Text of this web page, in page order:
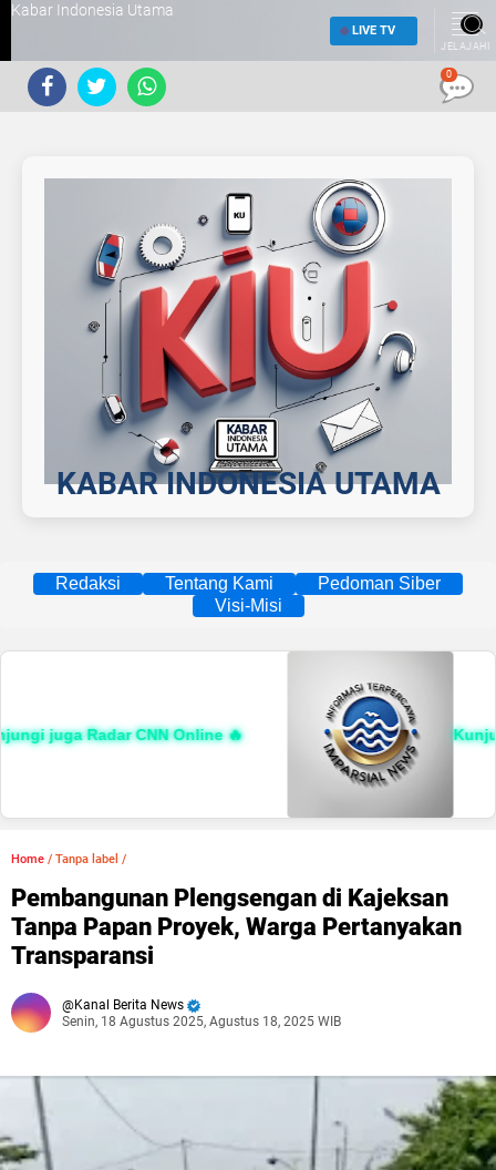
Kabar Indonesia Utama
LIVE TV
JELAJAHI
KABAR INDONESIA UTAMA
Redaksi Tentang Kami
Pedoman Siber
Visi-Misi
juga Radar CNN Online 🔥
Home / Tanpa label /
Pembangunan Plengsengan di Kajeksan
Tanpa Papan Proyek, Warga Pertanyakan
Transparansi
Kanal Berita News
Senin, 18 Agustus 2025, Agustus 18, 2025 WIB
0